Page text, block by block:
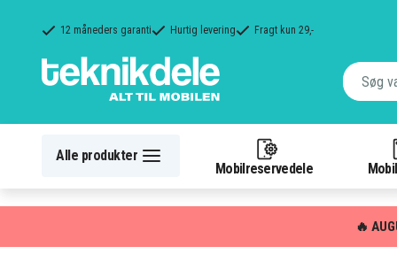
12 måneders garanti Hurtig levering Fragt kun 29,-
Alle produkter
Mobilreservedele
🔥